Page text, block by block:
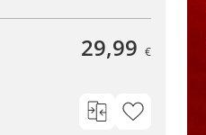
29,99 €